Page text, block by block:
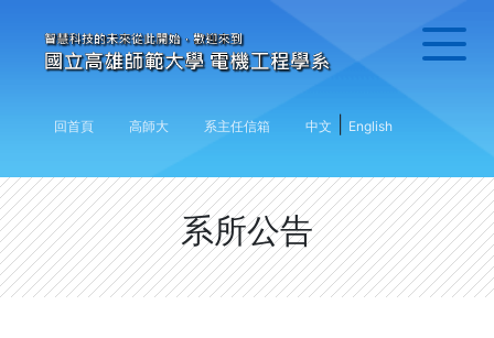
回首頁 高師大 系主任信箱 中文 English
系所公告